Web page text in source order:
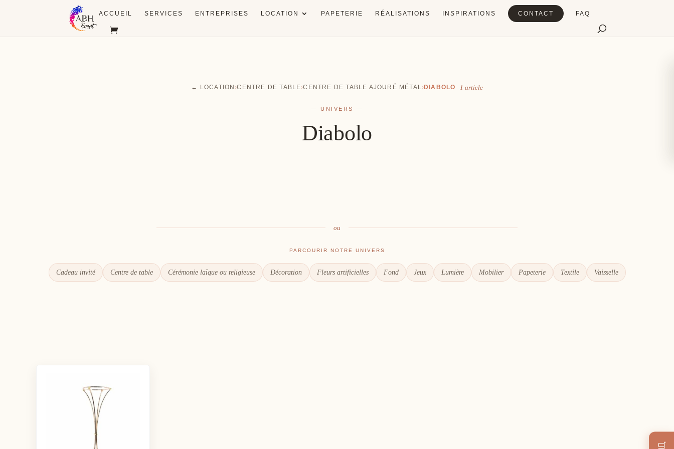
ACCUEIL SERVICES ENTREPRISES LOCATION PAPETERIE RÉALISATIONS INSPIRATIONS CONTACT FAQ
← LOCATION ›CENTRE DE TABLE›CENTRE DE TABLE AJOURÉ MÉTAL›DIABOLO 1 article
— UNIVERS —
Diabolo
ou
PARCOURIR NOTRE UNIVERS
Cadeau invité Centre de table Cérémonie laïque ou religieuse Décoration Fleurs artificielles Fond Jeux Lumière Mobilier Papeterie Textile Vaisselle
🛒